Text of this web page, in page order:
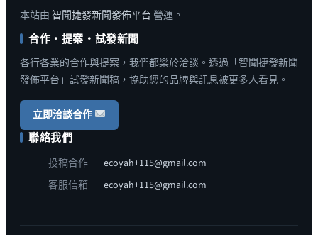
本站由 智聞捷發新聞發佈平台 營運。
合作・提案・試發新聞
各行各業的合作與提案，我們都樂於洽談。透過「智聞捷發新聞
發佈平台」試發新聞稿，協助您的品牌與訊息被更多人看見。
立即洽談合作
聯絡我們
投稿合作
ecoyah+115@gmail.com
客服信箱
ecoyah+115@gmail.com